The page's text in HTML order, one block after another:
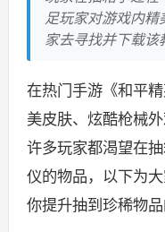
足玩家对游戏内精
家去寻找并下载该
在热门手游《和平
美皮肤、炫酷枪械
许多玩家都渴望在
仪的物品，以下为
你提升抽到珍稀物品